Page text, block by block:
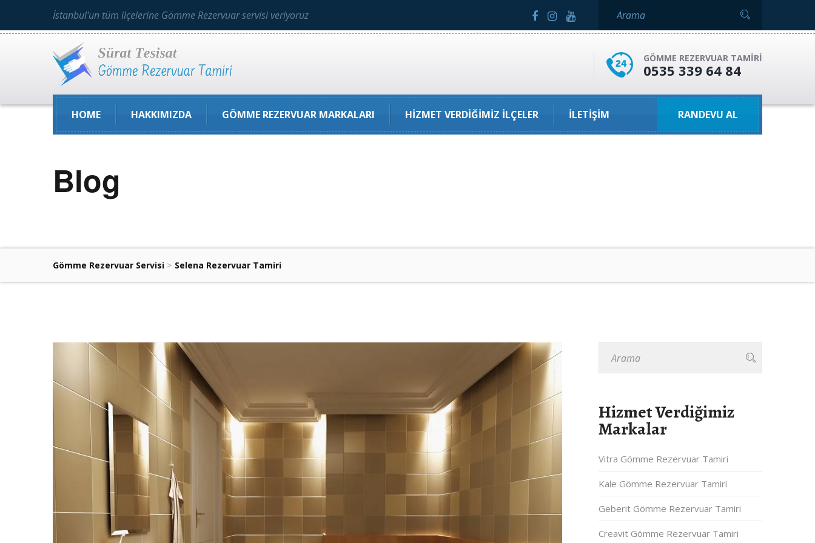
İstanbul'un tüm ilçelerine Gömme Rezervuar servisi veriyoruz
GÖMME REZERVUAR TAMIRI
0535 339 64 84
HOME HAKKIMIZDA GÖMME REZERVUAR MARKALARI HIZMET VERDIĞIMIZ İLÇELER İLETIŞIM RANDEVU AL
Blog
Gömme Rezervuar Servisi > Selena Rezervuar Tamiri
Hizmet Verdiğimiz
Markalar
Vitra Gömme Rezervuar Tamiri
Kale Gömme Rezervuar Tamiri
Geberit Gömme Rezervuar Tamiri
Creavit Gömme Rezervuar Tamiri